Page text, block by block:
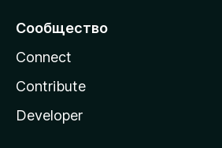
Сообщество
Connect
Contribute
Developer